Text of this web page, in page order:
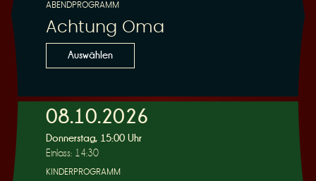
i
e
ABENDPROGRAMM
Achtung Oma
Auswählen
08.10.2026
Donnerstag, 15:00 Uhr
Einlass: 14:30
KINDERPROGRAMM